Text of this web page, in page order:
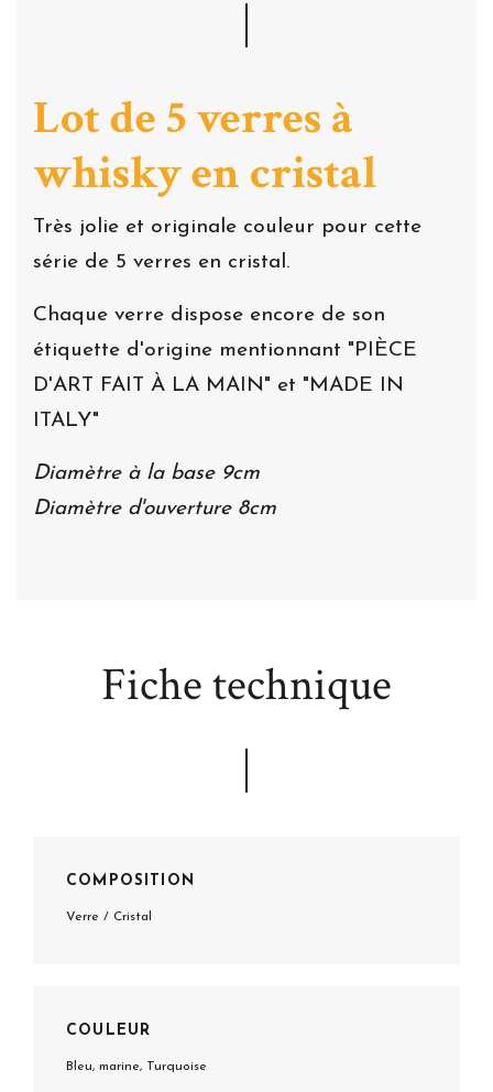
Lot de 5 verres à
whisky en cristal
Très jolie et originale couleur pour cette
série de 5 verres en cristal.
Chaque verre dispose encore de son
étiquette d'origine mentionnant "PIÈCE
D'ART FAIT À LA MAIN" et "MADE IN
ITALY"
Diamètre à la base 9cm
Diamètre d'ouverture 8cm
Fiche technique
COMPOSITION
Verre / Cristal
COULEUR
Bleu, marine, Turquoise